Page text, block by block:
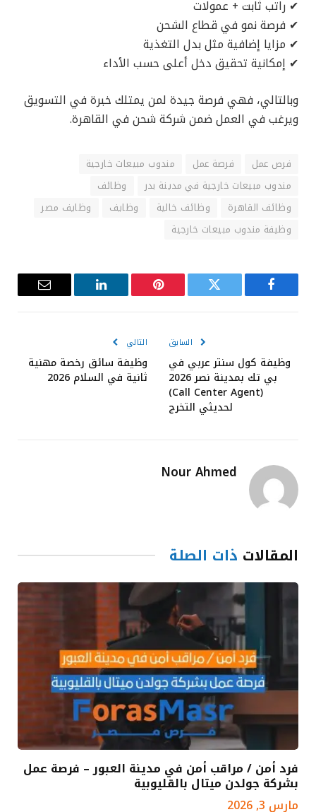
✔ راتب ثابت + عمولات
✔ فرصة نمو في قطاع الشحن
✔ مزايا إضافية مثل بدل التغذية
✔ إمكانية تحقيق دخل أعلى حسب الأداء
وبالتالي، فهي فرصة جيدة لمن يمتلك خبرة في التسويق
ويرغب في العمل ضمن شركة شحن في القاهرة.
فرص عمل فرصة عمل
مندوب مبيعات خارجية
مندوب مبيعات خارجية في مدينة بدر
وظائف
وظائف القاهرة
وظائف خالية وظايف
وظايف مصر
وظيفة مندوب مبيعات خارجية
فيسبوك تويتر بينتيريست لينكدإن
البريد
السابق
وظيفة كول سنتر عربي في
بي تك بمدينة نصر 2026
(Call Center Agent)
لحديثي التخرج
التالي
وظيفة سائق رخصة مهنية
ثانية في السلام 2026
Nour Ahmed
المقالات ذات الصلة
فرد أمن / مراقب أمن في مدينة العبور – فرصة عمل
بشركة جولدن ميتال بالقليوبية
مارس 3, 2026